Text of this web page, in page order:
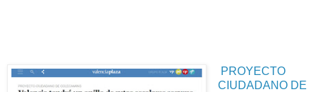
PROYECTO
CIUDADANO DE